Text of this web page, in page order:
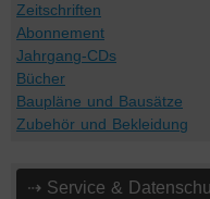
Zeitschriften
Abonnement
Jahrgang-CDs
Bücher
Baupläne und Bausätze
Zubehör und Bekleidung
⇢ Service &